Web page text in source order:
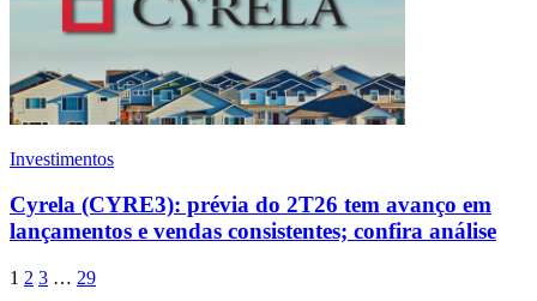
Investimentos
Cyrela (CYRE3): prévia do 2T26 tem avanço em
lançamentos e vendas consistentes; confira análise
1 2 3 … 29